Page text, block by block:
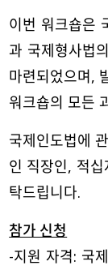
이번 워크숍은
과 국제형사법
마련되었으며,
워크숍의 모든
국제인도법에
인 직장인, 적
탁드립니다.
참가 신청
-지원 자격: 국